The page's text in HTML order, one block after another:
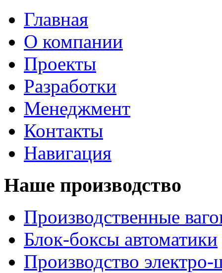
Главная
О компании
Проекты
Разработки
Менеджмент
Контакты
Навигация
Наше производство
Производственные
Блок-боксы автоматики
Производство